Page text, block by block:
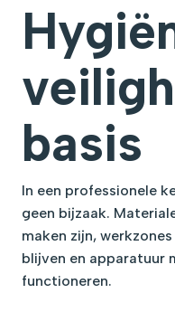
basis
In een professionele
geen bijzaak.
maken zijn,
blijven en apparatuur
functioneren.